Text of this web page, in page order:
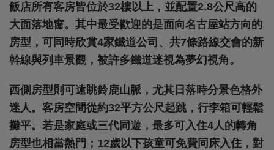
飯店所有客房皆位於32樓以上，並配置2.8公尺高的
大面落地窗。其中最受歡迎的是面向名古屋站方向的
房型，可同時欣賞4家鐵道公司、共7條路線交會的新
幹線與列車景觀，被許多鐵道迷視為夢幻視角。
西側房型則可遠眺鈴鹿山脈，尤其日落時分景色格外
迷人。客房空間從約32平方公尺起跳，行李箱可輕鬆
攤平。若是家庭或三代同遊，最多可入住4人的轉角
房型也相當熱門；12歲以下孩童可免費同床入住，對